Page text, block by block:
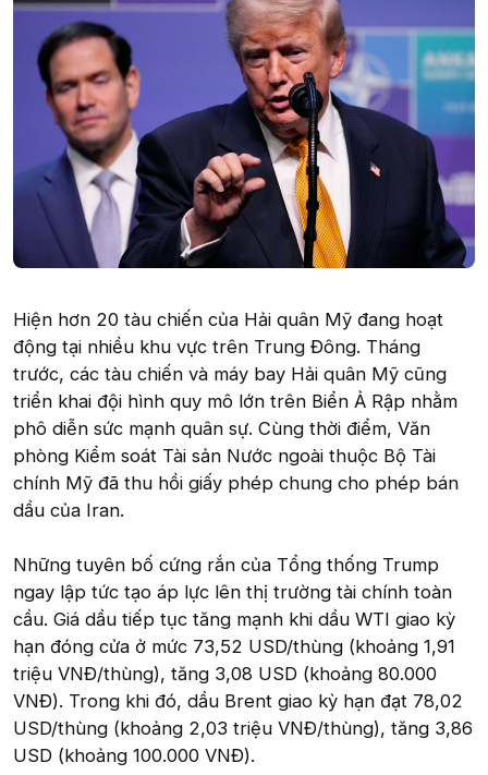
Hiện hơn 20 tàu chiến của Hải quân Mỹ đang hoạt
động tại nhiều khu vực trên Trung Đông. Tháng
trước, các tàu chiến và máy bay Hải quân Mỹ cũng
triển khai đội hình quy mô lớn trên Biển Ả Rập nhằm
phô diễn sức mạnh quân sự. Cùng thời điểm, Văn
phòng Kiểm soát Tài sản Nước ngoài thuộc Bộ Tài
chính Mỹ đã thu hồi giấy phép chung cho phép bán
dầu của Iran.
Những tuyên bố cứng rắn của Tổng thống Trump
ngay lập tức tạo áp lực lên thị trường tài chính toàn
cầu. Giá dầu tiếp tục tăng mạnh khi dầu WTI giao kỳ
hạn đóng cửa ở mức 73,52 USD/thùng (khoảng 1,91
triệu VNĐ/thùng), tăng 3,08 USD (khoảng 80.000
VNĐ). Trong khi đó, dầu Brent giao kỳ hạn đạt 78,02
USD/thùng (khoảng 2,03 triệu VNĐ/thùng), tăng 3,86
USD (khoảng 100.000 VNĐ).